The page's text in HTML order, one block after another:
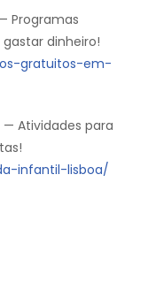
Programas
dinheiro!
gratuitos-em-
Atividades para
infantil-lisboa/